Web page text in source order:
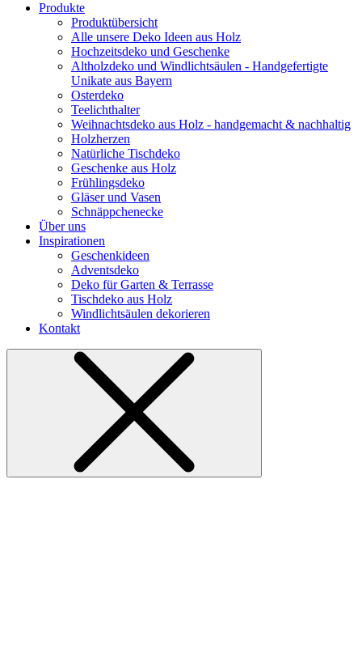
Produkte
Produktübersicht
Alle unsere Deko Ideen aus Holz
Hochzeitsdeko und Geschenke
Altholzdeko und Windlichtsäulen - Handgefertigte
Unikate aus Bayern
Osterdeko
Teelichthalter
Weihnachts­deko aus Holz - handgemacht & nachhaltig
Holzherzen
Natürliche Tischdeko
Geschenke aus Holz
Frühlingsdeko
Gläser und Vasen
Schnäppchenecke
Über uns
Inspirationen
Geschenkideen
Adventsdeko
Deko für Garten & Terrasse
Tischdeko aus Holz
Windlichtsäulen dekorieren
Kontakt